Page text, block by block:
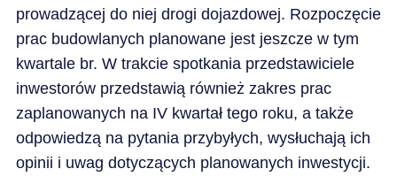
prowadzącej do niej drogi dojazdowej. Rozpoczęcie
prac budowlanych planowane jest jeszcze w tym
kwartale br. W trakcie spotkania przedstawiciele
inwestorów przedstawią również zakres prac
zaplanowanych na IV kwartał tego roku, a także
odpowiedzą na pytania przybyłych, wysłuchają ich
opinii i uwag dotyczących planowanych inwestycji.